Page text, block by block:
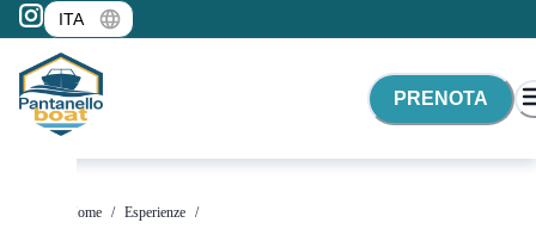
PRENOTA
Home / Esperienze /